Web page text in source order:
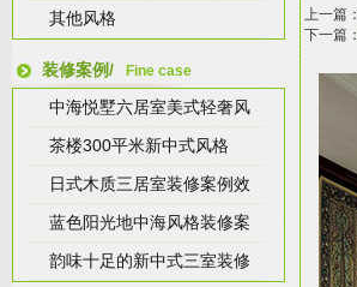
其他风格
装修案例/ Fine case
中海悦墅六居室美式轻奢风
茶楼300平米新中式风格
日式木质三居室装修案例效
蓝色阳光地中海风格装修案
韵味十足的新中式三室装修
上一篇：
下一篇：